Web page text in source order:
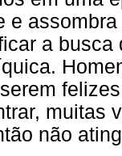
e
a busca
muitas
não